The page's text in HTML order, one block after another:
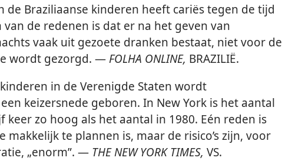
de Braziliaanse kinderen heeft cariës tegen de tijd
van de redenen is dat er na het geven van
vaak uit gezoete dranken bestaat, niet voor de
wordt gezorgd. —FOLHA ONLINE, BRAZILIË.
in de Verenigde Staten wordt
keizersnede geboren. In New York is het aantal
keer zo hoog als het aantal in 1980. Eén reden is
makkelijk te plannen is, maar de risico’s zijn, voor
„enorm”. — THE NEW YORK TIMES, VS.